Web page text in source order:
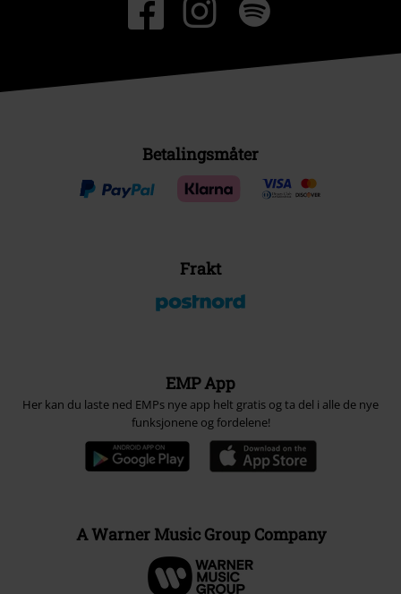
Betalingsmåter
Frakt
EMP App
Her kan du laste ned EMPs nye app helt gratis og ta del i alle de nye
funksjonene og fordelene!
A Warner Music Group Company